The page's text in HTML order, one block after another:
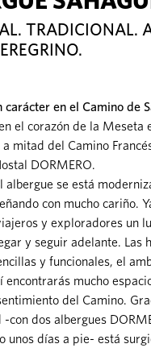
TRADICIONAL.
carácter en el Camino de
el corazón de la Meseta
mitad del Camino
DORMERO.
albergue se está
con mucho cariño.
y exploradores un
y seguir adelante. Las
y funcionales, el
mucho
del Camino.
con dos albergues
unos días a pie- está